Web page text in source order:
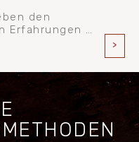
den
Erfahrungen …
>